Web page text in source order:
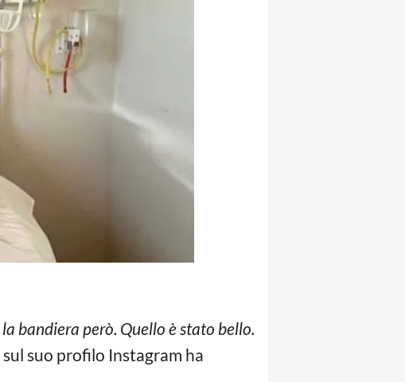
bandiera però. Quello è stato bello.
sul suo profilo Instagram ha